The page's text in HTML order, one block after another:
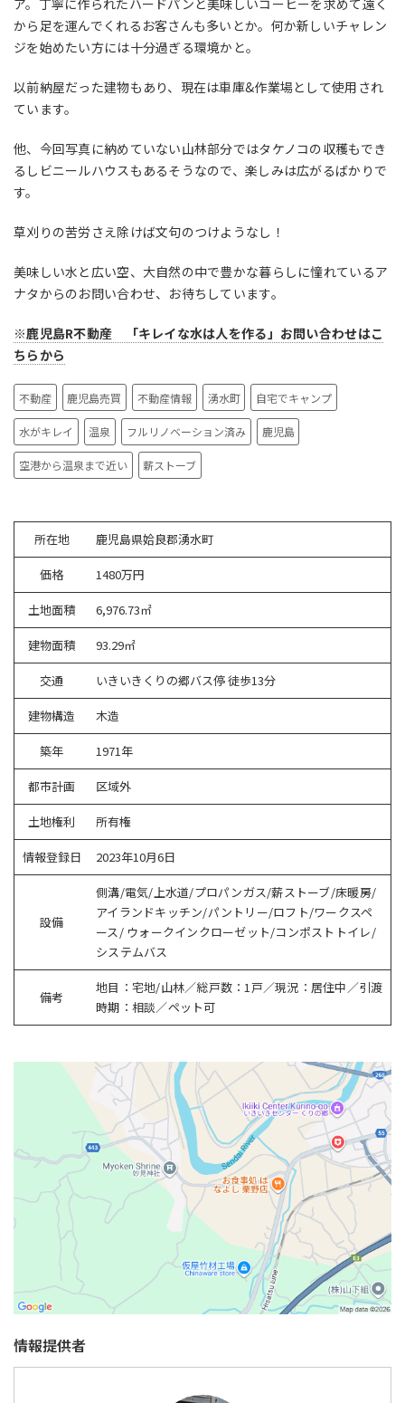
ア。丁寧に作られたハードパンと美味しいコーヒーを求めて遠く
から足を運んでくれるお客さんも多いとか。何か新しいチャレン
ジを始めたい方には十分過ぎる環境かと。
以前納屋だった建物もあり、現在は車庫&作業場として使用され
ています。
他、今回写真に納めていない山林部分ではタケノコの収穫もでき
るしビニールハウスもあるそうなので、楽しみは広がるばかりで
す。
草刈りの苦労さえ除けば文句のつけようなし！
美味しい水と広い空、大自然の中で豊かな暮らしに憧れているア
ナタからのお問い合わせ、お待ちしています。
※鹿児島R不動産 「キレイな水は人を作る」お問い合わせはこ
ちらから
不動産 鹿児島売買 不動産情報 湧水町 自宅でキャンプ
水がキレイ 温泉 フルリノベーション済み 鹿児島
空港から温泉まで近い 薪ストーブ
所在地 鹿児島県姶良郡湧水町
価格 1480万円
土地面積 6,976.73㎡
建物面積 93.29㎡
交通 いきいきくりの郷バス停 徒歩13分
建物構造 木造
築年 1971年
都市計画 区域外
土地権利 所有権
情報登録日 2023年10月6日
設備
側溝/電気/上水道/プロパンガス/薪ストーブ/床暖房/
アイランドキッチン/パントリー/ロフト/ワークスペ
ース/ ウォークインクローゼット/コンポストトイレ/
システムバス
備考
地目：宅地/山林／総戸数：1戸／現況：居住中／引渡
時期：相談／ペット可
情報提供者